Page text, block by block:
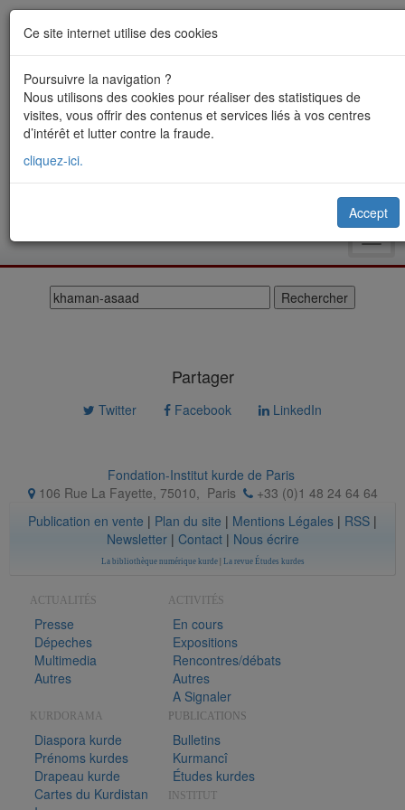
Partager
Twitter Facebook LinkedIn
Fondation-Institut kurde de Paris
106 Rue La Fayette, 75010, Paris
+33 (0)1 48 24 64 64
Publication en vente | Plan du site | Mentions Légales | RSS |
Newsletter| Contact| Nous écrire
La bibliothèque numérique kurde| La revue Études kurdes
ACTUALITÉS
Presse
Dépeches
Multimedia
Autres
ACTIVITÉS
En cours
Expositions
Rencontres/débats
Autres
A Signaler
KURDORAMA
Diaspora kurde
Prénoms kurdes
Drapeau kurde
Cartes du Kurdistan
PUBLICATIONS
Bulletins
Kurmancî
Études kurdes
INSTITUT
Ce site internet utilise des cookies
Poursuivre la navigation ?
Nous utilisons des cookies pour réaliser des statistiques de
visites, vous offrir des contenus et services liés à vos centres
d’intérêt et lutter contre la fraude.
cliquez-ici.
Accept